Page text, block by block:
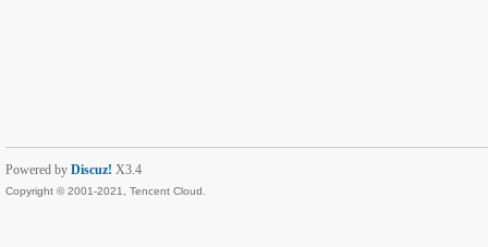
Powered by Discuz! X3.4
Copyright © 2001-2021, Tencent Cloud.